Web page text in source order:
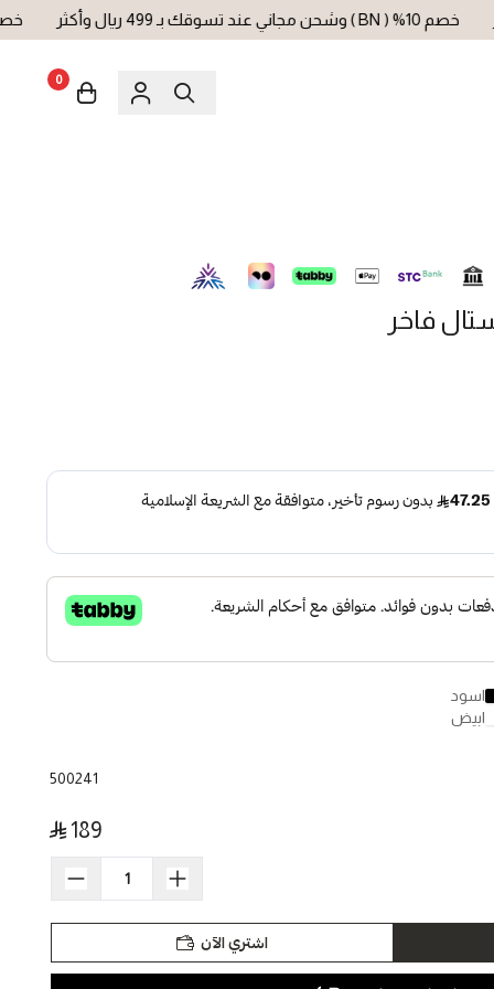
خصم 10% ( BN ) وشحن مجاني عند تسوقك بـ 499 ريال وأكثر خصم 10% ( BN ) وشحن مجاني عند تسوقك بـ 499 ريال وأكثر
0
فاخر
اسود
ابيض
500241
189
اشتري الآن